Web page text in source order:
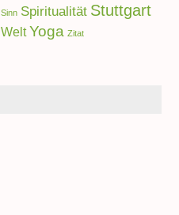
Sinn Spiritualität Stuttgart
Welt Yoga Zitat